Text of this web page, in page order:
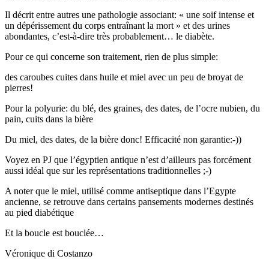
Il décrit entre autres une pathologie associant: « une soif intense et
un dépérissement du corps entraînant la mort » et des urines
abondantes, c’est-à-dire très probablement… le diabète.
Pour ce qui concerne son traitement, rien de plus simple:
des caroubes cuites dans huile et miel avec un peu de broyat de
pierres!
Pour la polyurie: du blé, des graines, des dates, de l’ocre nubien, du
pain, cuits dans la bière
Du miel, des dates, de la bière donc! Efficacité non garantie:-))
Voyez en PJ que l’égyptien antique n’est d’ailleurs pas forcément
aussi idéal que sur les représentations traditionnelles ;-)
A noter que le miel, utilisé comme antiseptique dans l’Egypte
ancienne, se retrouve dans certains pansements modernes destinés
au pied diabétique
Et la boucle est bouclée…
Véronique di Costanzo